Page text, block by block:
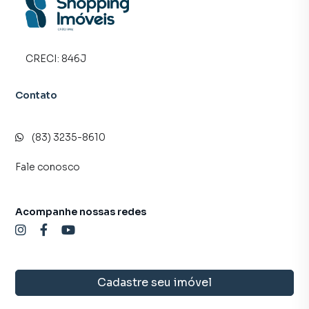
CRECI: 846J
Contato
(83) 3235-8610
Fale conosco
Cadastre seu imóvel
Acompanhe nossas redes